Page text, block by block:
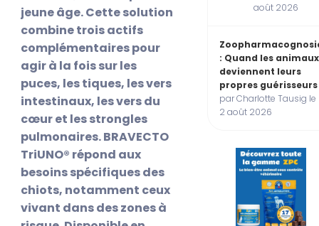
jeune âge. Cette solution
combine trois actifs
complémentaires pour
agir à la fois sur les
puces, les tiques, les vers
intestinaux, les vers du
cœur et les strongles
pulmonaires. BRAVECTO
TriUNO® répond aux
besoins spécifiques des
chiots, notamment ceux
vivant dans des zones à
août 2026
: Quand les animaux
deviennent leurs
propres guérisseurs
par Charlotte Tausig le
2 août 2026